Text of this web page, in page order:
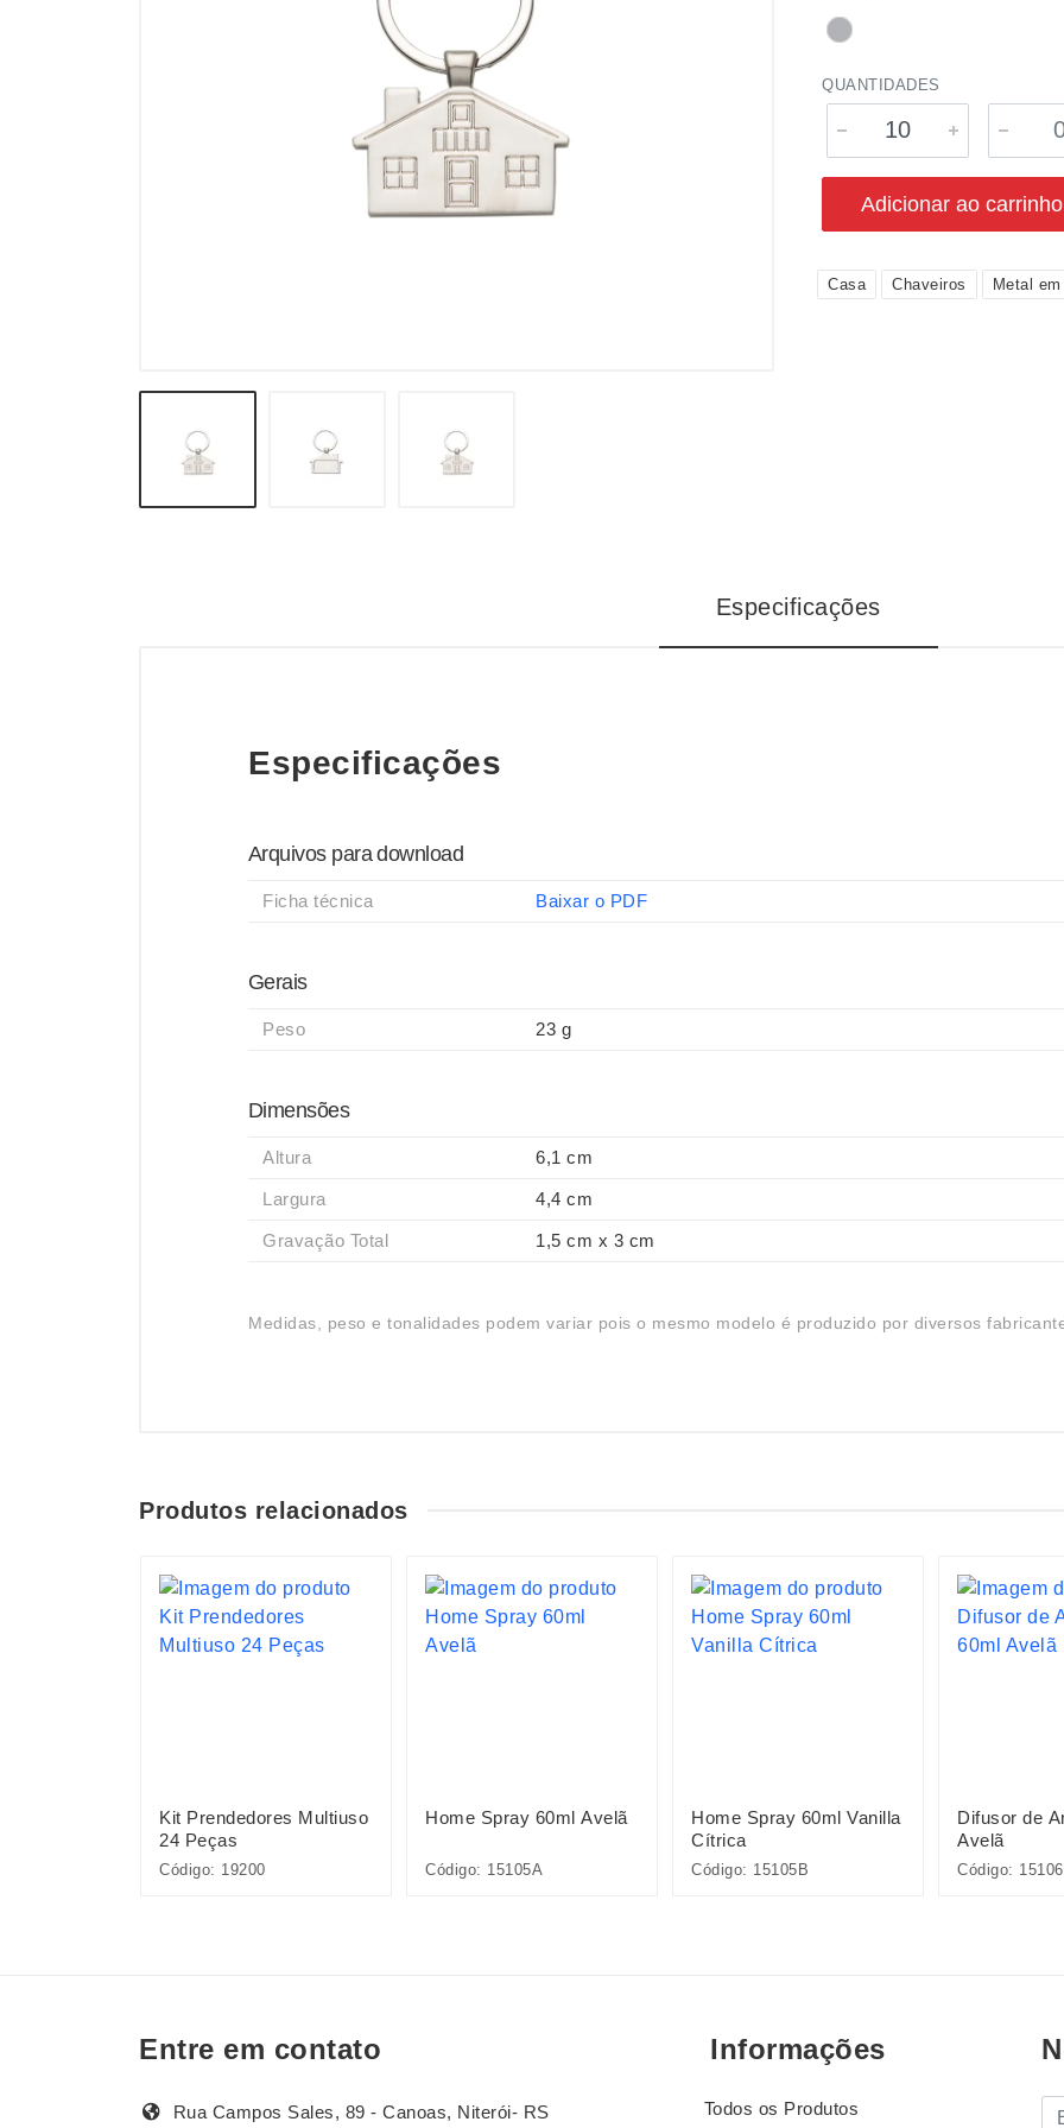
QUANTIDADES
Adicionar ao carrinho
Casa Chaveiros Metal
Especificações
Especificações
Arquivos para download
Ficha técnica Baixar o PDF
Gerais
Peso 23 g
Dimensões
Altura 6,1 cm
Largura 4,4 cm
Gravação Total 1,5 cm x 3 cm
Medidas, peso e tonalidades podem variar pois o mesmo modelo é produzido por diversos
Produtos relacionados
Kit Prendedores Multiuso
24 Peças
Código: 19200
Home Spray 60ml Avelã
Código: 15105A
Home Spray 60ml Vanilla
Cítrica
Código: 15105B
Difusor de
Avelã
Código:
Entre em contato
Rua Campos Sales, 89 - Canoas, Niterói- RS
Informações
Todos os Produtos